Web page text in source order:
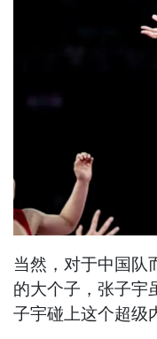
当然，对于中国队
的大个子，张子宇
子宇碰上这个超级